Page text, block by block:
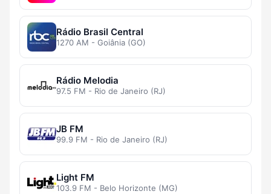
Rádio Brasil Central
1270 AM - Goiânia (GO)
Rádio Melodia
97.5 FM - Rio de Janeiro (RJ)
JB FM
99.9 FM - Rio de Janeiro (RJ)
Light FM
103.9 FM - Belo Horizonte (MG)